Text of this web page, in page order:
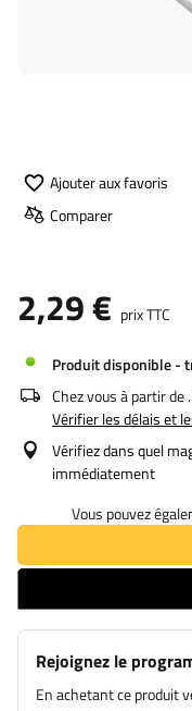
Ajouter aux favoris
Comparer
2,29 € prix TTC
Produit disponible -
Chez vous à partir de
Vérifier les délais et
Vérifiez dans quel
immédiatement
Vous pouvez
Rejoignez le
En achetant ce produit